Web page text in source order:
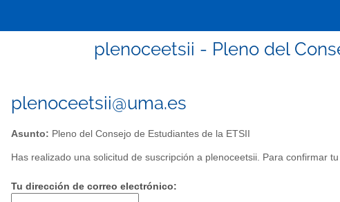
plenoceetsii - Pleno del
plenoceetsii@uma.es
Asunto: Pleno del Consejo de Estudiantes de la ETSII
Has realizado una solicitud de suscripción a plenoceetsii. Para confirmar
Tu dirección de correo electrónico: